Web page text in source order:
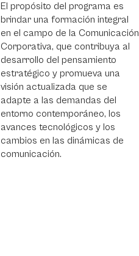
El propósito del programa es
brindar una formación integral
en el campo de la Comunicación
Corporativa, que contribuya al
desarrollo del pensamiento
estratégico y promueva una
visión actualizada que se
adapte a las demandas del
entorno contemporáneo, los
avances tecnológicos y los
cambios en las dinámicas de
comunicación.